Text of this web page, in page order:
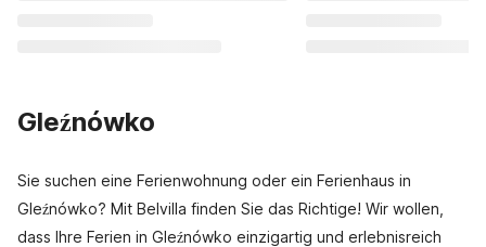
Gleźnówko
Sie suchen eine Ferienwohnung oder ein Ferienhaus in
Gleźnówko? Mit Belvilla finden Sie das Richtige! Wir wollen,
dass Ihre Ferien in Gleźnówko einzigartig und erlebnisreich